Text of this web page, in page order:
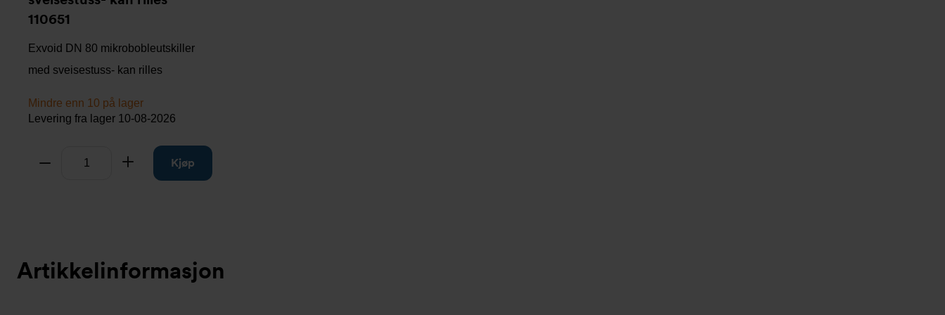
110651
Exvoid DN 80 mikrobobleutskiller
med sveisestuss- kan rilles
Mindre enn 10 på lager
Levering fra lager 10-08-2026
Legg tilKjøp
Artikkelinformasjon